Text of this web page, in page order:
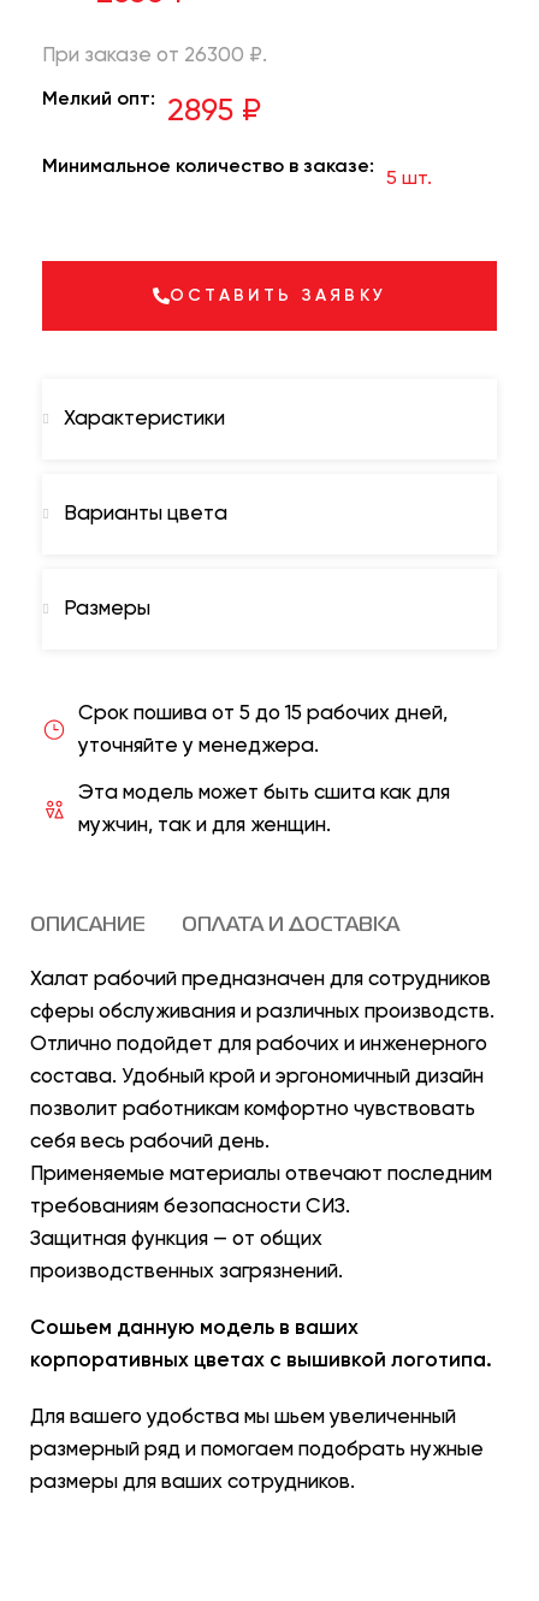
При заказе от 26300 ₽.
Мелкий опт: 2895 ₽
Минимальное количество в заказе:
5 шт.
ОСТАВИТЬ ЗАЯВКУ
Характеристики
Варианты цвета
Размеры
Срок пошива от 5 до 15 рабочих дней,
уточняйте у менеджера.
Эта модель может быть сшита как для
мужчин, так и для женщин.
ОПИСАНИЕ ОПЛАТА И ДОСТАВКА
Халат рабочий предназначен для сотрудников
сферы обслуживания и различных производств.
Отлично подойдет для рабочих и инженерного
состава. Удобный крой и эргономичный дизайн
позволит работникам комфортно чувствовать
себя весь рабочий день.
Применяемые материалы отвечают последним
требованиям безопасности СИЗ.
Защитная функция — от общих
производственных загрязнений.
Сошьем данную модель в ваших
корпоративных цветах с вышивкой логотипа.
Для вашего удобства мы шьем увеличенный
размерный ряд и помогаем подобрать нужные
размеры для ваших сотрудников.